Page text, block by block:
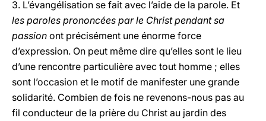
3. L’évangélisation se fait avec l’aide de la parole. Et
les paroles prononcées par le Christ pendant sa
passion ont précisément une énorme force
d’expression. On peut même dire qu’elles sont le lieu
d’une rencontre particulière avec tout homme ; elles
sont l’occasion et le motif de manifester une grande
solidarité. Combien de fois ne revenons-nous pas au
fil conducteur de la prière du Christ au jardin des